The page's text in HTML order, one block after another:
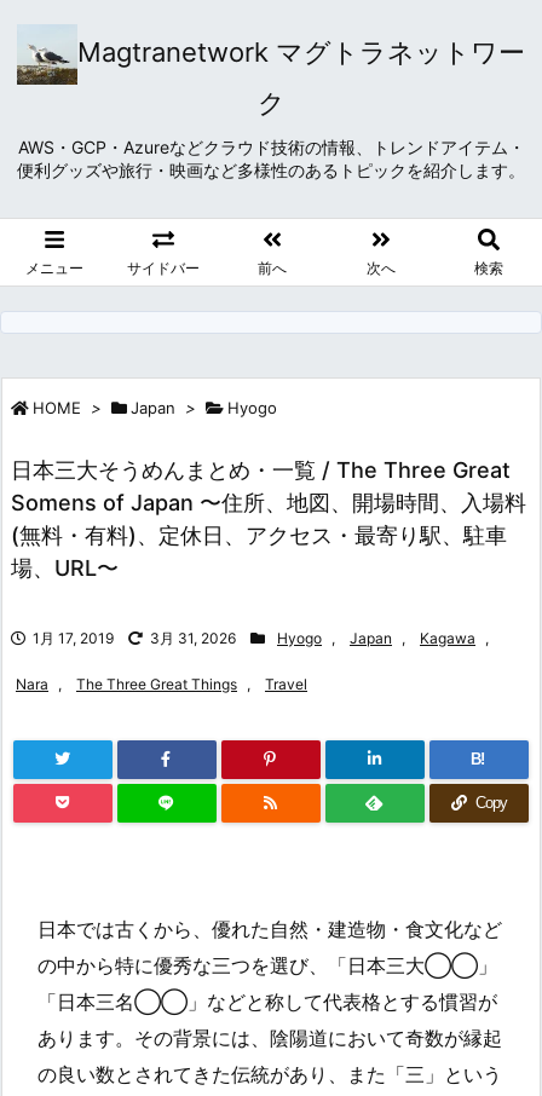
Magtranetwork マグトラネットワー
ク
AWS・GCP・Azureなどクラウド技術の情報、トレンドアイテム・
便利グッズや旅行・映画など多様性のあるトピックを紹介します。
メニュー サイドバー 前へ 次へ 検索
HOME > Japan > Hyogo
日本三大そうめんまとめ・一覧 / The Three Great
Somens of Japan 〜住所、地図、開場時間、入場料
(無料・有料)、定休日、アクセス・最寄り駅、駐車
場、URL〜
1月 17, 2019 3月 31, 2026 Hyogo , Japan , Kagawa ,
Nara , The Three Great Things , Travel
B!
Copy
日本では古くから、優れた自然・建造物・食文化など
の中から特に優秀な三つを選び、「日本三大◯◯」
「日本三名◯◯」などと称して代表格とする慣習が
あります。その背景には、陰陽道において奇数が縁起
の良い数とされてきた伝統があり、また「三」という